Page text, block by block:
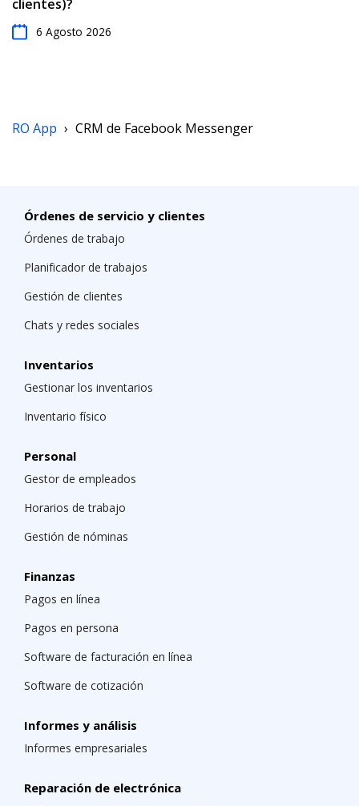
clientes)?
6 Agosto 2026
RO App › CRM de Facebook Messenger
Órdenes de servicio y clientes
Órdenes de trabajo
Planificador de trabajos
Gestión de clientes
Chats y redes sociales
Inventarios
Gestionar los inventarios
Inventario físico
Personal
Gestor de empleados
Horarios de trabajo
Gestión de nóminas
Finanzas
Pagos en línea
Pagos en persona
Software de facturación en línea
Software de cotización
Informes y análisis
Informes empresariales
Reparación de electrónica